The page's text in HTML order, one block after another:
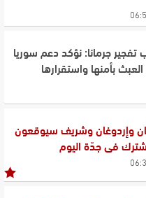
جرمانا: نؤكد دعم سوريا
بأمنها واستقرارها
وإردوغان وشريف سيوقعون
في جدّة اليوم